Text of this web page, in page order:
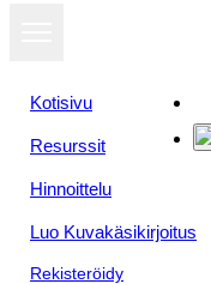
Kotisivu
Resurssit
Hinnoittelu
Luo Kuvakäsikirjoitus
Rekisteröidy